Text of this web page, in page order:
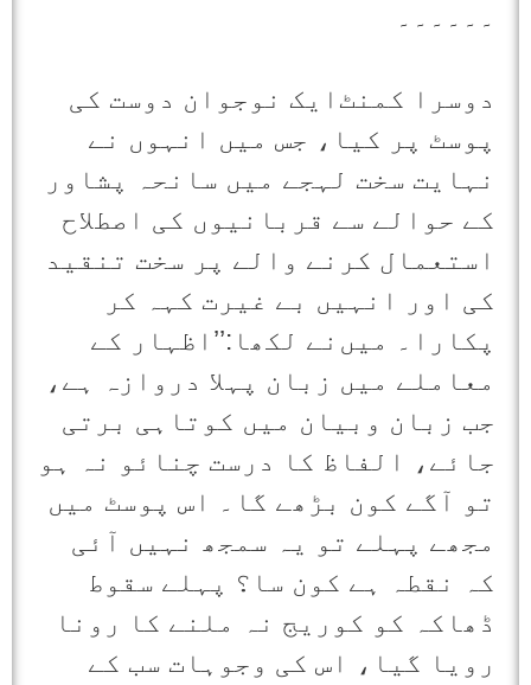
۔۔۔۔۔۔
دوسرا کمنٹ‌ایک نوجوان دوست کی
پوسٹ پر کیا، جس میں انہوں نے
نہایت سخت لہجے میں سانحہ پشاور
کے حوالے سے قربانیوں کی اصطلاح
استعمال کرنے والے پر سخت تنقید
کی اور انہیں بے غیرت کہہ کر
پکارا۔ میں‌نے لکھا:’’اظہار کے
معاملے میں زبان پہلا دروازہ ہے،
جب زبان وبیان میں کوتاہی برتی
جائے، الفاظ کا درست چنائو نہ ہو
تو آگے کون بڑھے گا۔ اس پوسٹ میں
مجھے پہلے تو یہ سمجھ نہیں آئی
کہ نقطہ ہے کون سا؟ پہلے سقوط
ڈھاکہ کو کوریج نہ ملنے کا رونا
رویا گیا، اس کی وجوہات سب کے